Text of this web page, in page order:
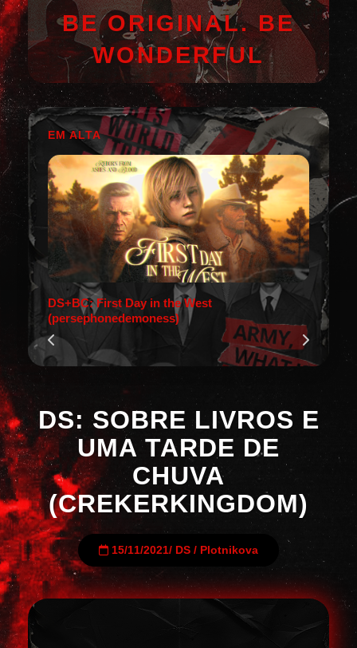
BE ORIGINAL. BE
WONDERFUL
EM ALTA
DS+BC: First Day in the West
(persephonedemoness)
DS: SOBRE LIVROS E
UMA TARDE DE
CHUVA
(CREKERKINGDOM)
15/11/2021/ DS / Plotnikova